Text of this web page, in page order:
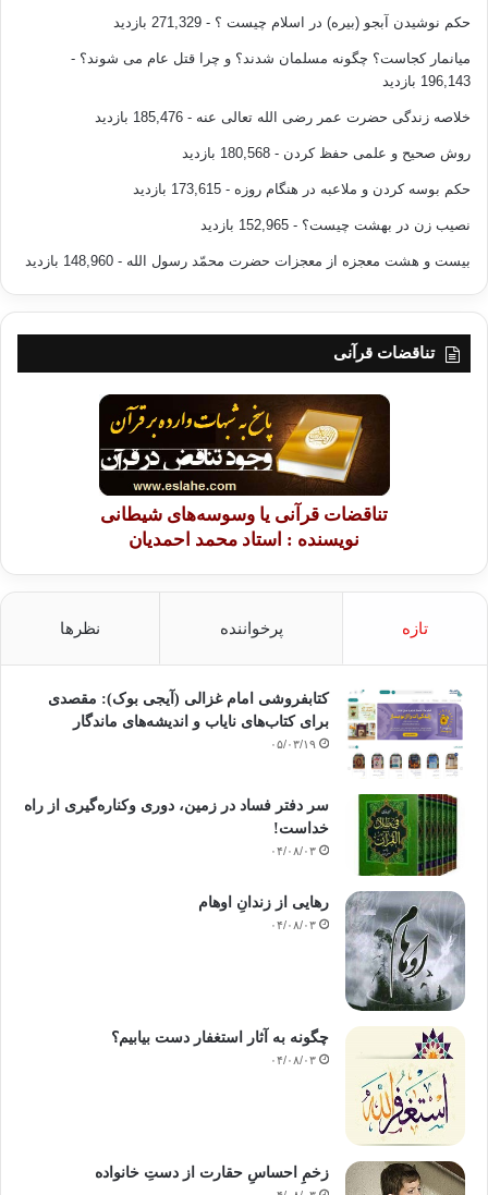
حکم نوشیدن آبجو (بیره) در اسلام چیست ؟ - 271,329 بازدید
میانمار کجاست؟ چگونه مسلمان شدند؟ و چرا قتل عام می شوند؟ -
196,143 بازدید
خلاصه زندگی حضرت عمر رضی الله تعالی عنه - 185,476 بازدید
روش صحیح و علمی حفظ کردن - 180,568 بازدید
حکم بوسه کردن و ملاعبه در هنگام روزه - 173,615 بازدید
نصیب زن در بهشت چیست؟ - 152,965 بازدید
بیست و هشت معجزه از معجزات حضرت محمّد رسول الله - 148,960 بازدید
تناقضات قرآنی
تناقضات قرآنی یا وسوسه‌های شیطانی
نویسنده : استاد محمد احمدیان
تازه پرخواننده نظرها
کتابفروشی امام غزالی (آیجی بوک): مقصدی
برای کتاب‌های نایاب و اندیشه‌های ماندگار
۰۵/۰۳/۱۹
سر دفتر فساد در زمین‌، دوری وکناره‌گیری از راه
خداست‌!
۰۴/۰۸/۰۳
رهایی از زندانِ اوهام
۰۴/۰۸/۰۳
چگونه به آثار استغفار دست بیابیم؟
۰۴/۰۸/۰۳
زخمِ احساسِ حقارت از دستِ خانواده